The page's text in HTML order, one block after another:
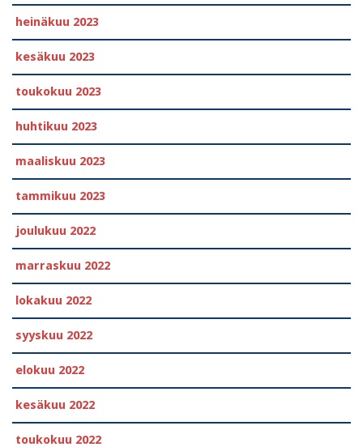
heinäkuu 2023
kesäkuu 2023
toukokuu 2023
huhtikuu 2023
maaliskuu 2023
tammikuu 2023
joulukuu 2022
marraskuu 2022
lokakuu 2022
syyskuu 2022
elokuu 2022
kesäkuu 2022
toukokuu 2022